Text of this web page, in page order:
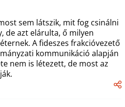
sem látszik, mit fog csinálni
de azt elárulta, ő milyen
A fideszes frakcióvezető
kommunikáció alapján
nem is létezett, de most az